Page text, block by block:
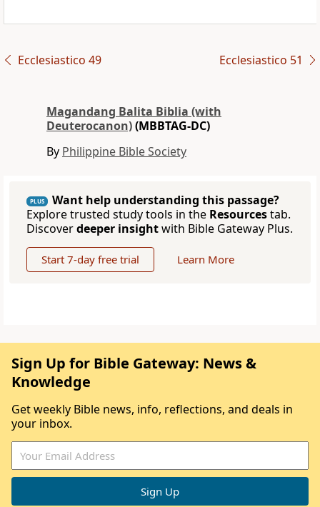
Ecclesiastico 49 Ecclesiastico 51
Magandang Balita Biblia (with
Deuterocanon)(MBBTAG-DC)
By Philippine Bible Society
PLUS
Want help understanding this passage?
Explore trusted study tools in the Resourcestab.
Discoverdeeper insightwith Bible Gateway Plus.
Start 7-day free trial Learn More
Sign Up for Bible Gateway: News &
Knowledge
Get weekly Bible news, info, reflections, and deals in
your inbox.